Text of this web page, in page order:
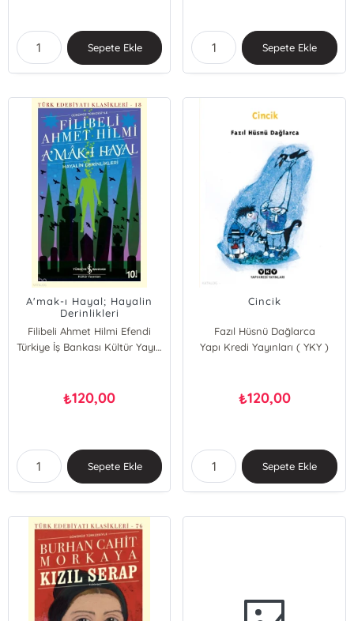
Sepete Ekle Sepete Ekle
A'mak-ı Hayal; Hayalin
Derinlikleri
Filibeli Ahmet Hilmi Efendi
Türkiye İş Bankası Kültür Yayınları
₺120,00
Sepete Ekle
Cincik
Fazıl Hüsnü Dağlarca
Yapı Kredi Yayınları ( YKY )
₺120,00
Sepete Ekle